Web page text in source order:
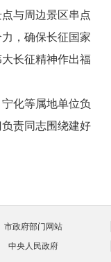
与周边景区串点
，确保长征国家
长征精神作出福
化等属地单位负
责同志围绕建好
市政府部门网站
中央人民政府